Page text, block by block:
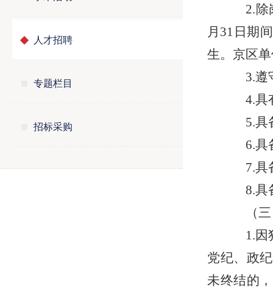
人才招聘
专题栏目
招标采购
2.除
月31日期
生。京区
3.遵
4.具
5.具
6.具
7.具
8.具
（三
1.因
党纪、政
未终结的